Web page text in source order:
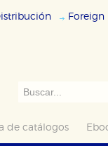
Foreign
de catálogos